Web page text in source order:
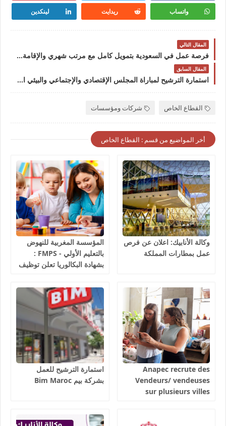
واتساب ريدايت لينكدين
المقال التالي
فرصة عمل في السعودية بتمويل كامل مع مرتب شهري والإقامة المجانية 2022
المقال السابق
استمارة الترشيح لمباراة المجلس الإقتصادي والإجتماعي والبيئي اخر اجل للترشيح 25 فبراير2022
القطاع الخاص شركات ومؤسسات
أخر المواضيع من قسم : القطاع الخاص
وكالة الأنابيك: اعلان عن فرص
عمل بمطارات المملكة
المؤسسة المغربية للنهوض
بالتعليم الأولي - FMPS :
بشهادة البكالوريا تعلن توظيف
بمختلف جهات و أقاليم
المملكة 2026
Anapec recrute des
Vendeurs/ vendeuses
sur plusieurs villes
استمارة الترشيح للعمل
بشركة بيم Bim Maroc